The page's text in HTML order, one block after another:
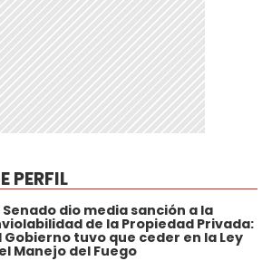
PERFIL
Senado dio media sanción a la
de la Propiedad Privada:
Gobierno tuvo que ceder en la Ley
Manejo del Fuego